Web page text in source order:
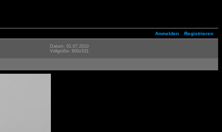
Anmelden Registrieren
Datum: 01.07.2010
Vollgröße: 800x531